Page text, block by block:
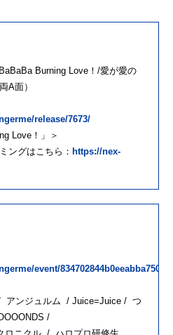
Burning Love！/愛が愛の
A面）
release/7673/
Love！」＞
ングはこちら： https://nex-
event/
アンジュルム / Juice=Juice / つ
/